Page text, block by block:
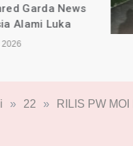
Garda News
Luka
» 22 » RILIS PW